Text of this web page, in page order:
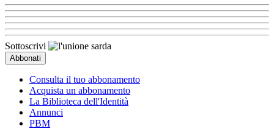
Sottoscrivi
Consulta il tuo abbonamento
Acquista un abbonamento
La Biblioteca dell'Identità
Annunci
PBM